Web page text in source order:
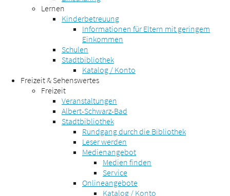
Lernen
Kinderbetreuung
Informationen für Eltern mit geringem
Einkommen
Schulen
Stadtbibliothek
Katalog / Konto
Freizeit & Sehenswertes
Freizeit
Veranstaltungen
Albert-Schwarz-Bad
Stadtbibliothek
Rundgang durch die Bibliothek
Leser werden
Medienangebot
Medien finden
Service
Onlineangebote
Katalog / Konto